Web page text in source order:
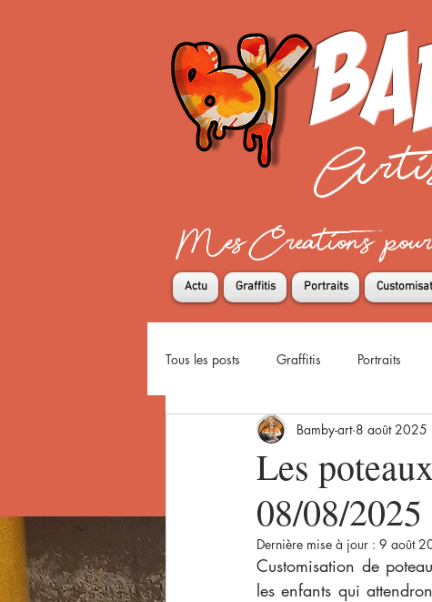
Mes Creations
Actu Graffitis Portraits
Tous les posts Graffitis Portraits
Photoshop Dessins Photos
Les
08/08/2025
Bamby-art 8 août 2025
Dernière mise à jour : 9 août
Customisation de
les enfants qui